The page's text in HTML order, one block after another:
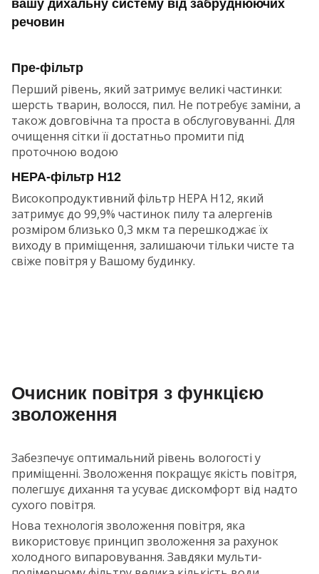
вашу дихальну систему від забруднюючих
речовин
Пре-фільтр
Перший рівень, який затримує великі частинки:
шерсть тварин, волосся, пил. Не потребує заміни, а
також довговічна та проста в обслуговуванні. Для
очищення сітки її достатньо промити під
проточною водою
HEPA-фільтр H12
Високопродуктивний фільтр HEPA H12, який
затримує до 99,9% частинок пилу та алергенів
розміром близько 0,3 мкм та перешкоджає їх
виходу в приміщення, залишаючи тільки чисте та
свіже повітря у Вашому будинку.
Очисник повітря з функцією
зволоження
Забезпечує оптимальний рівень вологості у
приміщенні. Зволоження покращує якість повітря,
полегшує дихання та усуває дискомфорт від надто
сухого повітря.
Нова технологія зволоження повітря, яка
використовує принцип зволоження за рахунок
холодного випаровування. Завдяки мульти-